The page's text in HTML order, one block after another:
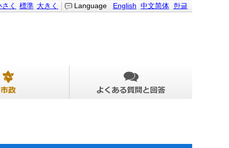
Language English 中文简体 한글
く 標準 大きく